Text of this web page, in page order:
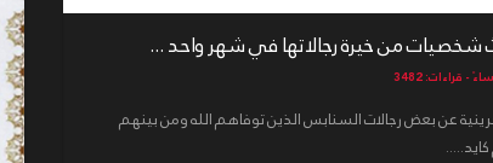
شخصيات من خيرة رجالاتها في شهر واحد ...
عن بعض رجالات السنابس الذين توفاهم الله ومن بينهم